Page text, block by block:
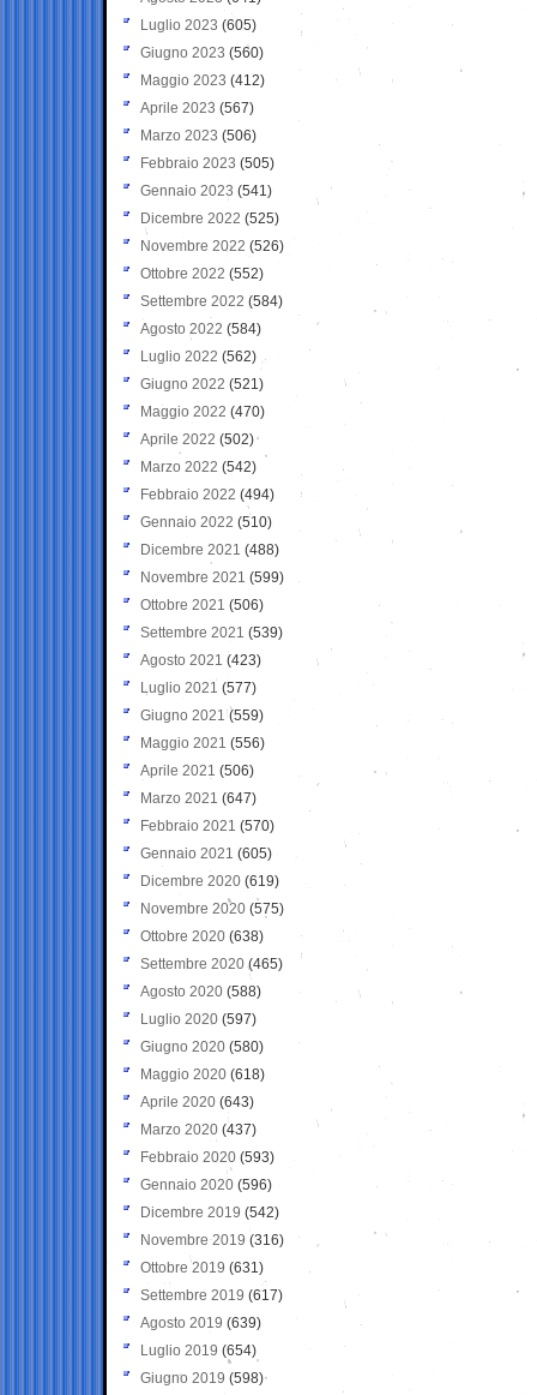
Luglio 2023 (605)
Giugno 2023 (560)
Maggio 2023 (412)
Aprile 2023 (567)
Marzo 2023 (506)
Febbraio 2023 (505)
Gennaio 2023 (541)
Dicembre 2022 (525)
Novembre 2022 (526)
Ottobre 2022 (552)
Settembre 2022 (584)
Agosto 2022 (584)
Luglio 2022 (562)
Giugno 2022 (521)
Maggio 2022 (470)
Aprile 2022 (502)
Marzo 2022 (542)
Febbraio 2022 (494)
Gennaio 2022 (510)
Dicembre 2021 (488)
Novembre 2021 (599)
Ottobre 2021 (506)
Settembre 2021 (539)
Agosto 2021 (423)
Luglio 2021 (577)
Giugno 2021(559)
Maggio 2021 (556)
Aprile 2021 (506)
Marzo 2021 (647)
Febbraio 2021 (570)
Gennaio 2021 (605)
Dicembre 2020 (619)
Novembre 2020 (575)
Ottobre 2020 (638)
Settembre 2020(465)
Agosto 2020 (588)
Luglio 2020 (597)
Giugno 2020 (580)
Maggio 2020 (618)
Aprile 2020 (643)
Marzo 2020 (437)
Febbraio 2020 (593)
Gennaio 2020 (596)
Dicembre 2019 (542)
Novembre 2019 (316)
Ottobre 2019 (631)
Settembre 2019 (617)
Agosto 2019 (639)
Luglio 2019 (654)
Giugno 2019 (598)